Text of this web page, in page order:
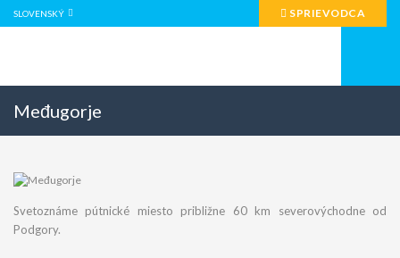
SLOVENSKÝ SPRIEVODCA
Međugorje
Svetoznáme pútnické miesto približne 60 km severovýchodne od
Podgory.